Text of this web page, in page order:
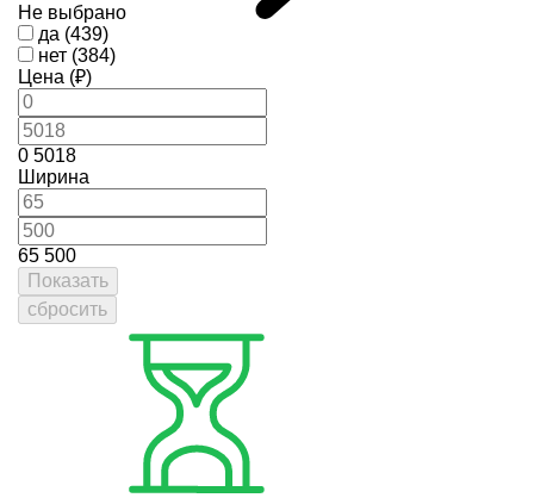
Не выбрано
да (439)
нет (384)
Цена (₽)
0 5018
Ширина
65 500
Показать
сбросить